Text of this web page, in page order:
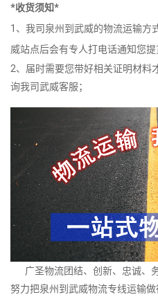
*收货须知*
1、我司泉州到武威的物流运输方
威站点后会有专人打电话通知您提
2、届时需要您带好相关证明材料
询我司武威客服；
广圣物流团结、创新、忠诚、
努力把泉州到武威物流专线运输